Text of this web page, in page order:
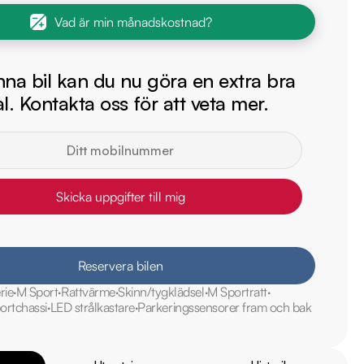
Vad är min månadskostnad?
bil kan du nu göra en extra bra
Kontakta oss för att veta mer.
Skicka uppgifter till mig
Reservera bilen
M Sport RattvärmeSkinn/tygklädsel M Sportratt
LED strålkastareParkeringssensorer fram och bak